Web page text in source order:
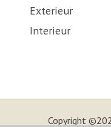
Exterieur
Interieur
Copyright